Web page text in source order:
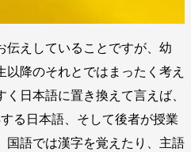
えしていることですが、幼
以降のそれとではまったく考え
日本語に置き換えて言えば、
る日本語、そして後者が授業
国語では漢字を覚えたり、主語